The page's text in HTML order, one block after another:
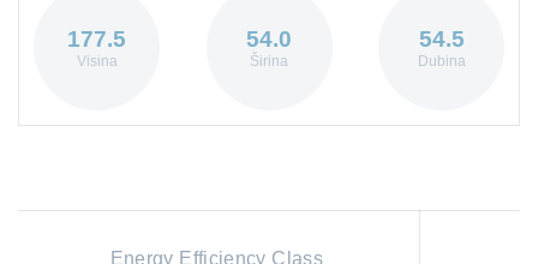
177.5
Visina
54.0
Širina
54.5
Dubina
Energy Efficiency Class